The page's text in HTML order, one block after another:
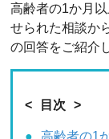
高齢者の1か月
せられた相談か
の回答をご紹介
目次
高齢者の1